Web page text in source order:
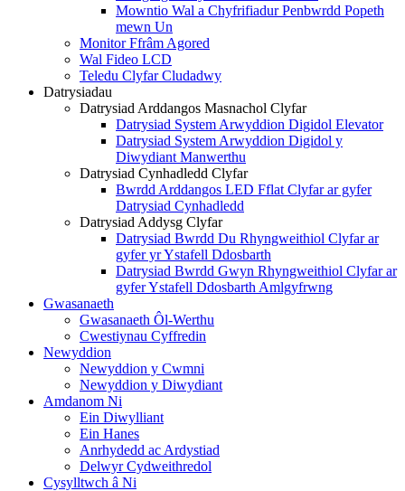
Mowntio Wal a Chyfrifiadur Penbwrdd Popeth
mewn Un
Monitor Ffrâm Agored
Wal Fideo LCD
Teledu Clyfar Cludadwy
Datrysiadau
Datrysiad Arddangos Masnachol Clyfar
Datrysiad System Arwyddion Digidol Elevator
Datrysiad System Arwyddion Digidol y
Diwydiant Manwerthu
Datrysiad Cynhadledd Clyfar
Bwrdd Arddangos LED Fflat Clyfar ar gyfer
Datrysiad Cynhadledd
Datrysiad Addysg Clyfar
Datrysiad Bwrdd Du Rhyngweithiol Clyfar ar
gyfer yr Ystafell Ddosbarth
Datrysiad Bwrdd Gwyn Rhyngweithiol Clyfar ar
gyfer Ystafell Ddosbarth Amlgyfrwng
Gwasanaeth
Gwasanaeth Ôl-Werthu
Cwestiynau Cyffredin
Newyddion
Newyddion y Cwmni
Newyddion y Diwydiant
Amdanom Ni
Ein Diwylliant
Ein Hanes
Anrhydedd ac Ardystiad
Delwyr Cydweithredol
Cysylltwch â Ni